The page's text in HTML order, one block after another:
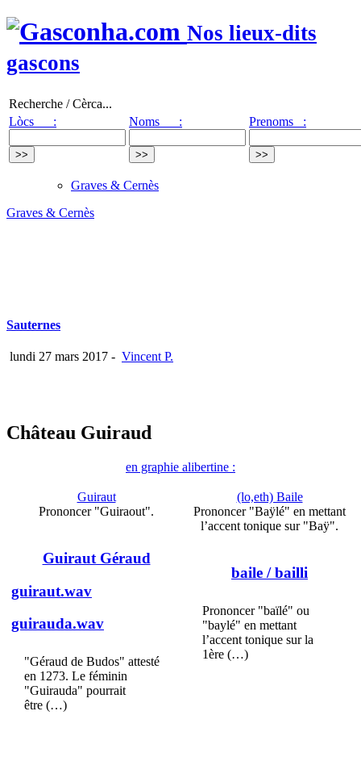
Nos lieux-dits
gascons
Recherche / Cèrca...
Lòcs :
Noms : Prenoms :
Graves & Cernès
Graves & Cernès
Sauternes
lundi 27 mars 2017 - Vincent P.
Château Guiraud
en graphie alibertine :
Guiraut
Prononcer "Guiraout".
Guiraut Géraud
guiraut.wav
guirauda.wav
"Géraud de Budos" attesté
en 1273. Le féminin
"Guirauda" pourrait
être (…)
(lo,eth) Baile
Prononcer "Baÿlé" en mettant
l’accent tonique sur "Baÿ".
baile / bailli
Prononcer "baïlé" ou
"baylé" en mettant
l’accent tonique sur la
1ère (…)